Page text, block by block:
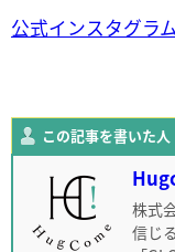
公式インスタグラム
この記事を書いた人
株式
信じ